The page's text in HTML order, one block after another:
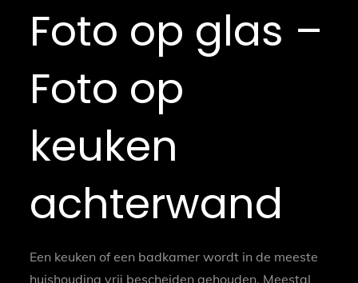
Foto op glas –
Foto op
keuken
achterwand
Een keuken of een badkamer wordt in de meeste
huishouding vrij bescheiden gehouden. Meestal